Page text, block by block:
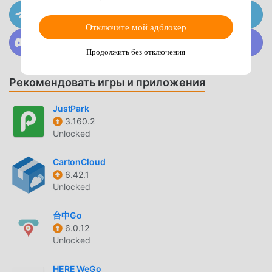
Go New Haven Будучи очень популярным приложением
navigation в последнее время, оно привлекло большое
количество пользователей, которым нравится
navigation, по всему миру. Если вы хотите загрузить это
приложение, moddroid — ваш лучший выбор. moddroid
не только предоставляет вам последнюю версию Go
предоставляет моды Free, которые помогут вам
бесплатно разблокировать все функции приложения.
взимать с пользователей никакой платы, они на 100%
безопасны, доступны и бесплатны для установки.
Просто скачайте клиент moddroid, вы можете загрузить
Чего же вы ждете, скачайте moddroid прямо сейчас!
УДОБНЫЕ ФУНКЦИИ
Go New Haven Как популярное приложение navigation,
Присоединяйтесь к @MODDROID.CO в сообществе
Discord
Рекомендовать игры и приложения
JustPark
3.160.2
Unlocked
CartonCloud
6.42.1
Unlocked
台中Go
6.0.12
Unlocked
HERE WeGo
Отключите мой адблокер
Продолжить без отключения